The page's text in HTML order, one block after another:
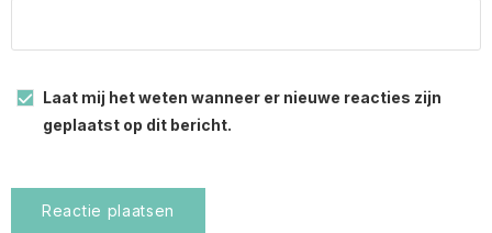
Laat mij het weten wanneer er nieuwe reacties zijn
geplaatst op dit bericht.